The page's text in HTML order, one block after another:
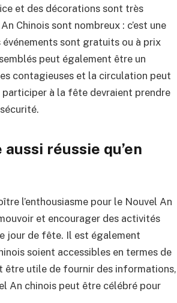
et des décorations sont très
Chinois sont nombreux : c’est une
sont gratuits ou à prix
peut également être un
contagieuses et la circulation peut
à la fête devraient prendre
réussie qu’en
l’enthousiasme pour le Nouvel An
et encourager des activités
jour de fête. Il est également
soient accessibles en termes de
être utile de fournir des informations,
An chinois peut être célébré pour